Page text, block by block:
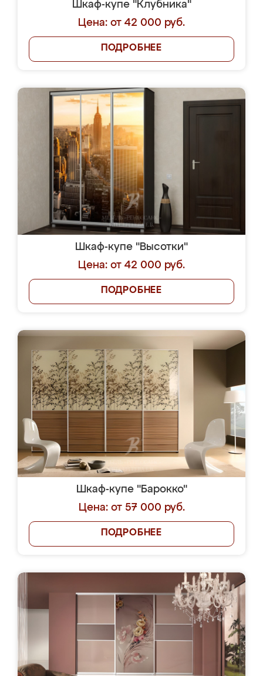
Шкаф-купе "Клубника"
Цена: от 42 000 руб.
ПОДРОБНЕЕ
Шкаф-купе "Высотки"
Цена: от 42 000 руб.
ПОДРОБНЕЕ
Шкаф-купе "Барокко"
Цена: от 57 000 руб.
ПОДРОБНЕЕ